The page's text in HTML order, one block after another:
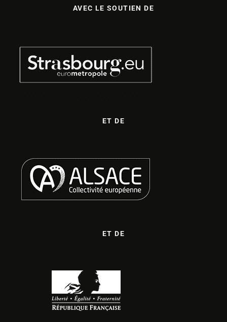
AVEC LE SOUTIEN DE
ET DE
ET DE